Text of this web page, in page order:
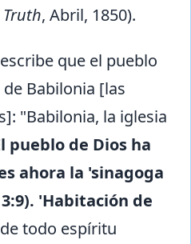
Truth, Abril, 1850).
que el pueblo
Babilonia [las
"Babilonia, la iglesia
pueblo de Dios ha
ahora la 'sinagoga
'Habitación de
todo espíritu